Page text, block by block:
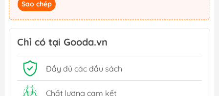
Sao chép
Chỉ có tại Gooda.vn
Đầy đủ các đầu sách
Chất lượng cam kết